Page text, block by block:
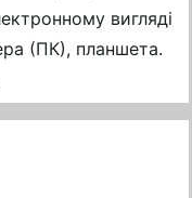
вигляді
(ПК), планшета.